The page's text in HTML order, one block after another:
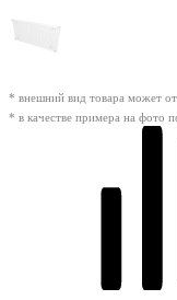
* внешний вид товара может
* в качестве примера на фото